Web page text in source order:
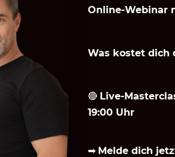
Online-Webinar
Was kostet dich
🔴 Live-
19:00 Uhr
➡ Melde dich